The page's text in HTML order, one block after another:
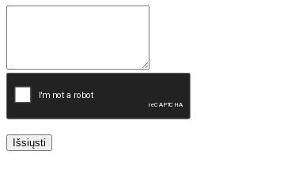
Išsiųsti